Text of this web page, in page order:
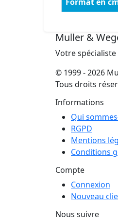
Format en
Muller &
Votre
© 1999 - 2026
Tous droits
Informations
Qui
RGPD
Mentions
Conditions
Compte
Connexion
Nouveau
Nous suivre